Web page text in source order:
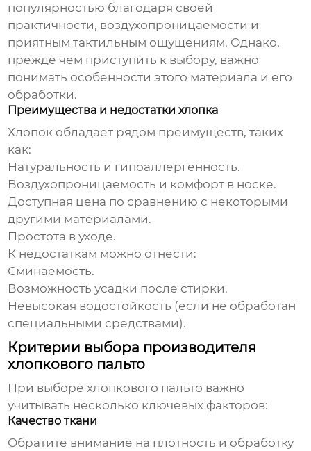
популярностью благодаря своей
практичности, воздухопроницаемости и
приятным тактильным ощущениям. Однако,
прежде чем приступить к выбору, важно
понимать особенности этого материала и его
обработки.
Преимущества и недостатки хлопка
Хлопок обладает рядом преимуществ, таких
как:
Натуральность и гипоаллергенность.
Воздухопроницаемость и комфорт в носке.
Доступная цена по сравнению с некоторыми
другими материалами.
Простота в уходе.
К недостаткам можно отнести:
Сминаемость.
Возможность усадки после стирки.
Невысокая водостойкость (если не обработан
специальными средствами).
Критерии выбора производителя
хлопкового пальто
При выборехлопкового пальто важно
учитывать несколько ключевых факторов:
Качество ткани
Обратите внимание на плотность и обработку